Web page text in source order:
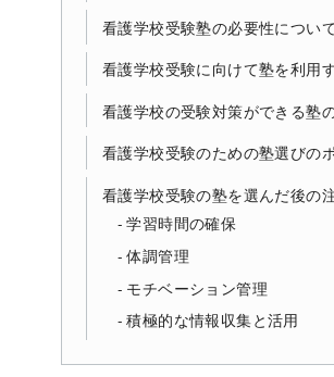
看護学校受験塾の必要性につい
看護学校受験に向けて塾を利用
看護学校の受験対策ができる塾
看護学校受験のための塾選びの
看護学校受験の塾を選んだ後の
学習時間の確保
体調管理
モチベーション管理
積極的な情報収集と活用